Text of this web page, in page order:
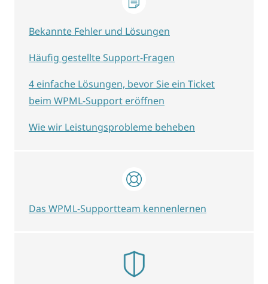
Bekannte Fehler und Lösungen
Häufig gestellte Support-Fragen
4 einfache Lösungen, bevor Sie ein Ticket
beim WPML-Support eröffnen
Wie wir Leistungsprobleme beheben
Das WPML-Supportteam kennenlernen